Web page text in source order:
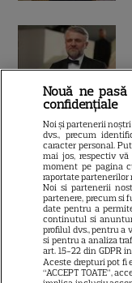
36
Nouă ne
confidențiale
Noi și partenerii
dvs., precum
caracter personal.
mai jos, respectiv
moment pe pagina
raportate partenerilor
Noi si partenerii
partenere, precum si
date pentru a
continutul si
profilul dvs., pentru a
si pentru a analiza
art. 15-22 din GDPR
Aceste drepturi pot
“ACCEPT TOATE”,